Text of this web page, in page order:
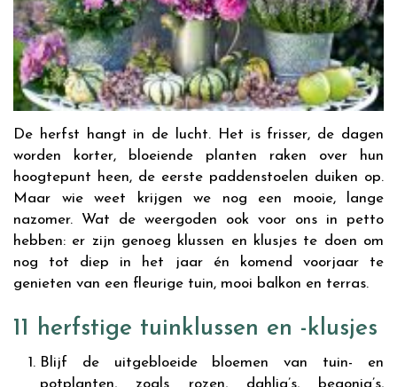
De herfst hangt in de lucht. Het is frisser, de dagen
worden korter, bloeiende planten raken over hun
hoogtepunt heen, de eerste paddenstoelen duiken op.
Maar wie weet krijgen we nog een mooie, lange
nazomer. Wat de weergoden ook voor ons in petto
hebben: er zijn genoeg klussen en klusjes te doen om
nog tot diep in het jaar én komend voorjaar te
genieten van een fleurige tuin, mooi balkon en terras.
11 herfstige tuinklussen en -klusjes
Blijf de uitgebloeide bloemen van tuin- en
potplanten, zoals rozen, dahlia’s, begonia’s,